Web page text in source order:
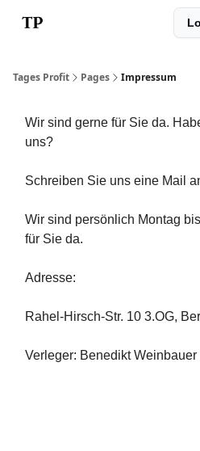
Tages Profit Pages Impressum
Wir sind gerne für Sie da.
uns?
Schreiben Sie uns eine Mail
Wir sind persönlich Montag
für Sie da.
Adresse:
Rahel-Hirsch-Str. 10 3.OG,
Verleger: Benedikt Weinbauer